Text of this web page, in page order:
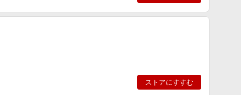
ストアにすすむ